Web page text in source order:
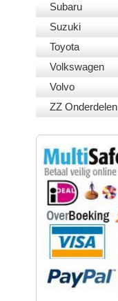
Subaru
Suzuki
Toyota
Volkswagen
Volvo
ZZ Onderdelen